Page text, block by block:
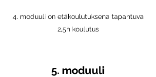
4. moduuli on etäkoulutuksena tapahtuva
2,5h koulutus
5. moduuli